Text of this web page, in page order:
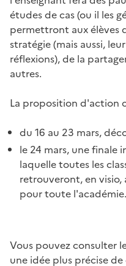
études de cas (ou il les
permettront aux élèves
stratégie (mais aussi,
réflexions), de la
autres.
La proposition d'action
du 16 au 23 mars,
le 24 mars, une finale
laquelle toutes les
retrouveront, en
pour toute l'académie.
Vous pouvez consulter
une idée plus précise